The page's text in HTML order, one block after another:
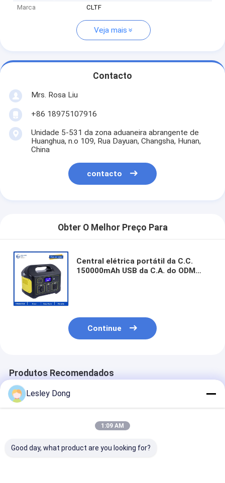
Marca
CLTF
Veja mais
Contacto
Mrs. Rosa Liu
+86 18975107916
Unidade 5-531 da zona aduaneira abrangente de
Huanghua, n.o 109, Rua Dayuan, Changsha, Hunan,
China
contacto
Obter O Melhor Preço Para
Central elétrica portátil da C.C.
150000mAh USB da C.A. do ODM
Continue
Produtos Recomendados
Lesley Dong
1:09 AM
Good day, what product are you looking for?